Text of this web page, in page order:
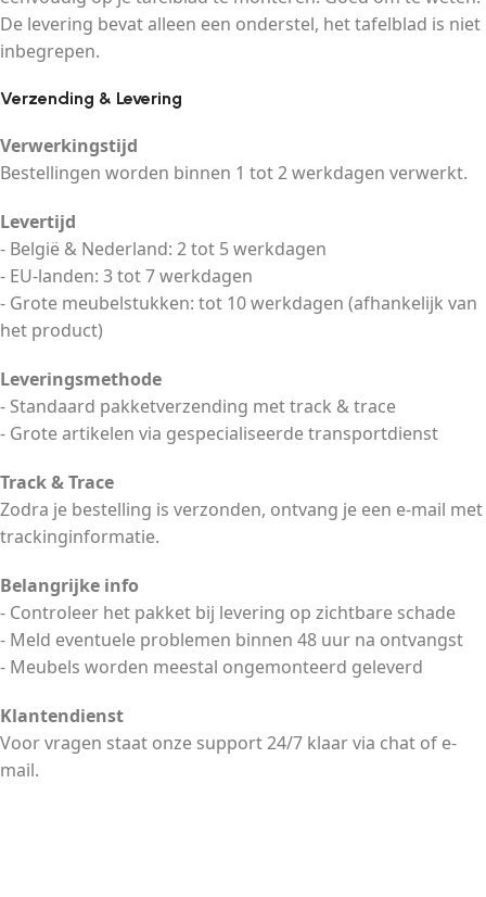
De levering bevat alleen een onderstel, het tafelblad is niet
inbegrepen.
Verzending & Levering
Verwerkingstijd
Bestellingen worden binnen 1 tot 2 werkdagen verwerkt.
Levertijd
- België & Nederland: 2 tot 5 werkdagen
- EU-landen: 3 tot 7 werkdagen
- Grote meubelstukken: tot 10 werkdagen (afhankelijk van
het product)
Leveringsmethode
- Standaard pakketverzending met track & trace
- Grote artikelen via gespecialiseerde transportdienst
Track & Trace
Zodra je bestelling is verzonden, ontvang je een e-mail met
trackinginformatie.
Belangrijke info
- Controleer het pakket bij levering op zichtbare schade
- Meld eventuele problemen binnen 48 uur na ontvangst
- Meubels worden meestal ongemonteerd geleverd
Klantendienst
Voor vragen staat onze support 24/7 klaar via chat of e-
mail.